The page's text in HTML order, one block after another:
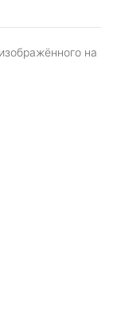
на